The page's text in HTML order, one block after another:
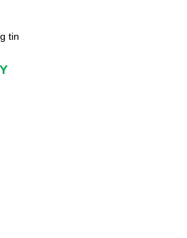
tin